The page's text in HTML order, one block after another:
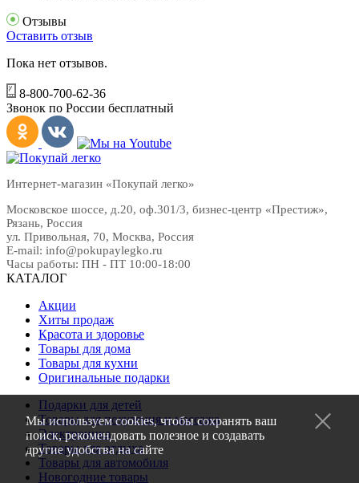
Отзывы
Оставить отзыв
Пока нет отзывов.
8-800-700-62-36
Звонок по России бесплатный
Интернет-магазин «Покупай легко»
Московское шоссе, д.20, оф.301/3, бизнес-центр «Престиж»,
Рязань, Россия
ул. Привольная, 70, Москва, Россия
E-mail: info@pokupaylegko.ru
Часы работы: ПН - ПТ 10:00-18:00
КАТАЛОГ
Акции
Хиты продаж
Красота и здоровье
Товары для дома
Товары для кухни
Оригинальные подарки
Подарки для детей
Товары для похудения и массажа
Электроника
Товары для отдыха
Товары для автомобиля
Новогодние товары
Мы используем cookies, чтобы сохранять ваш
поиск, рекомендовать полезное и создавать
другие удобства на сайте